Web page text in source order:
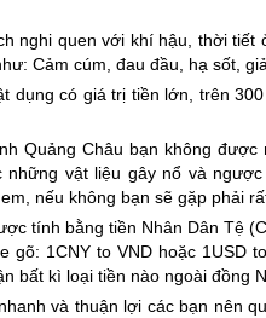
nghi quen với khí hậu, thời tiết
Cảm cúm, đau đầu, hạ sốt,
dụng có giá trị tiền lớn, trên
Quảng Châu bạn không
vật liệu gây nổ và
nếu không bạn sẽ gặp phải
tính bằng tiền Nhân Dân Tệ
gõ: 1CNY to VND hoặc 1USD
bất kì loại tiền nào ngoài đồng
và thuận lợi các bạn nên